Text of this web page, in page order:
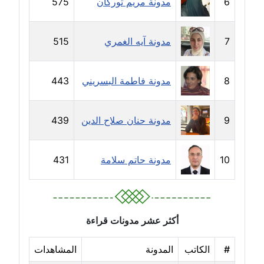
مدونة دعاء الشاهد
عاملة
مدونة دينا عاصم
عاملة
مدونة دينا منير
عاملة
مدونة راقية الدويك
عاملة
مدونة رانيا ثروت
عاملة
مدونة رجاء دياب
عاملة
7 مدونة آيه الغمري 515
8 مدونة فاطمة البسريني 443
9 مدونة حنان صلاح الدين 439
10 مدونة حاتم سلامة 431
أكثر عشر مدونات قراءة
# الكاتب المدونة المشاهدات